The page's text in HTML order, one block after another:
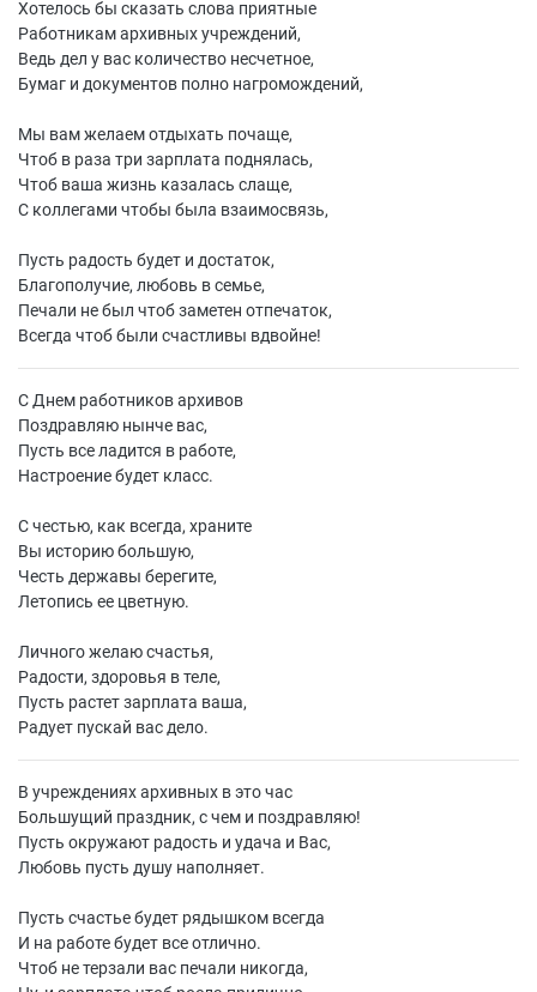
Хотелось бы сказать слова приятные
Работникам архивных учреждений,
Ведь дел у вас количество несчетное,
Бумаг и документов полно нагромождений,
Мы вам желаем отдыхать почаще,
Чтоб в раза три зарплата поднялась,
Чтоб ваша жизнь казалась слаще,
С коллегами чтобы была взаимосвязь,
Пусть радость будет и достаток,
Благополучие, любовь в семье,
Печали не был чтоб заметен отпечаток,
Всегда чтоб были счастливы вдвойне!
С Днем работников архивов
Поздравляю нынче вас,
Пусть все ладится в работе,
Настроение будет класс.
С честью, как всегда, храните
Вы историю большую,
Честь державы берегите,
Летопись ее цветную.
Личного желаю счастья,
Радости, здоровья в теле,
Пусть растет зарплата ваша,
Радует пускай вас дело.
В учреждениях архивных в это час
Большущий праздник, с чем и поздравляю!
Пусть окружают радость и удача и Вас,
Любовь пусть душу наполняет.
Пусть счастье будет рядышком всегда
И на работе будет все отлично.
Чтоб не терзали вас печали никогда,